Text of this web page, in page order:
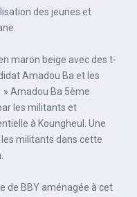
des jeunes et
maron beige avec des t-
Amadou Ba et les
Amadou Ba 5ème
les militants et
à Koungheul. Une
militants dans cette
de BBY aménagée à cet